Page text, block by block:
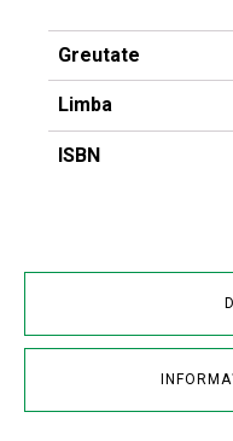
Greutate
Limba
ISBN